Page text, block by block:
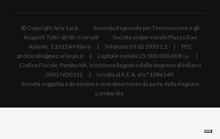
© Copyright Aria S.p.A. - Azienda Regionale per l'Innovazione e gli
Acquisti Tutti i diritti riservati - Società unipersonale Piazza Gae
Aulenti, 1 20154 Milano | Telefono 39.02 39331.1 | PEC
protocollo@pec.ariaspa.it | Capitale sociale 25.000.000,00 € i.v. |
Codice Fiscale, Partita IVA, Iscrizione Registro delle Imprese di Milano
05017630152 | Iscritta al R.E.A. al n°1096149.
Società soggetta a direzione e coordinamento da parte della Regione
Lombardia.